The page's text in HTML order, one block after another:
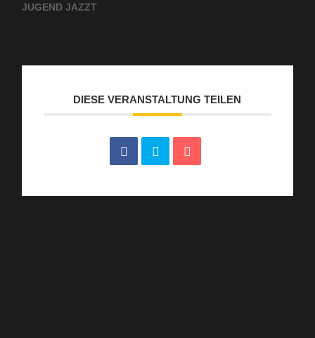
JUGEND JAZZT
DIESE VERANSTALTUNG TEILEN